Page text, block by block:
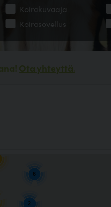
Koirakuvaaja
Koirasovellus
Ota yhteyttä.
6
2